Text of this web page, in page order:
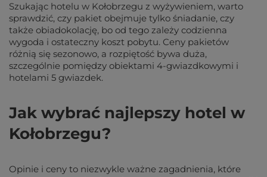
Szukając hotelu w Kołobrzegu z wyżywieniem, warto
sprawdzić, czy pakiet obejmuje tylko śniadanie, czy
także obiadokolację, bo od tego zależy codzienna
wygoda i ostateczny koszt pobytu. Ceny pakietów
różnią się sezonowo, a rozpiętość bywa duża,
szczególnie pomiędzy obiektami 4-gwiazdkowymi i
hotelami 5 gwiazdek.
Jak wybrać najlepszy hotel w
Kołobrzegu?
Opinie i ceny to niezwykle ważne zagadnienia, które